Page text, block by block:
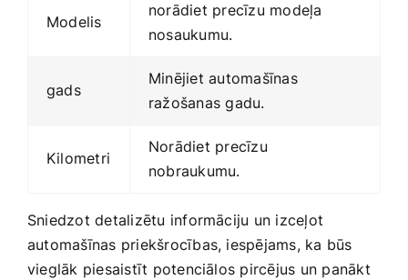
Modelis
norādiet precīzu modeļa
nosaukumu.
gads
Minējiet automašīnas
ražošanas gadu.
Kilometri
Norādiet precīzu
nobraukumu.
Sniedzot detalizētu informāciju un izceļot
automašīnas priekšrocības, iespējams, ka būs​
vieglāk piesaistīt potenciālos pircējus un panākt​